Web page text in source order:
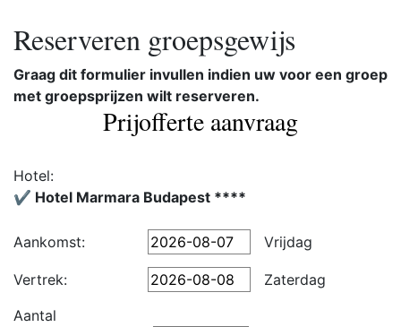
Reserveren groepsgewijs
Graag dit formulier invullen indien uw voor een groep
met groepsprijzen wilt reserveren.
Prijofferte aanvraag
Hotel:
✔️ Hotel Marmara Budapest ****
Aankomst: Vrijdag
Vertrek:
Zaterdag
Aantal